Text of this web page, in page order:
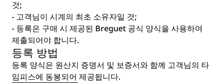
것;
- 고객님이 시계의 최초 소유자일 것;
- 등록은 구매 시 제공된 Breguet 공식 양식을 사용하여
제출되어야 합니다.
등록 방법
등록 양식은 원산지 증명서 및 보증서와 함께 고객님의 타
임피스에 동봉되어 제공됩니다.